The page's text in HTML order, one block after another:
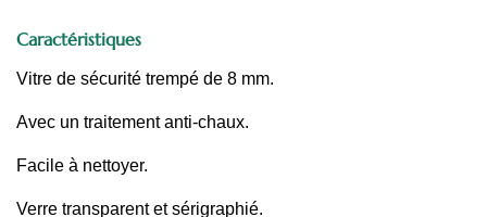
Caractéristiques
Vitre de sécurité trempé de 8 mm.
Avec un traitement anti-chaux.
Facile à nettoyer.
Verre transparent et sérigraphié.